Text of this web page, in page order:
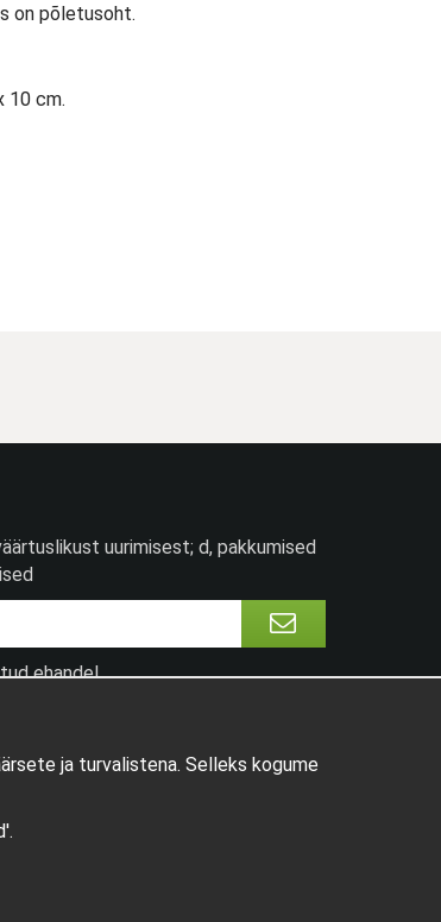
on põletusoht.
10 cm.
uurimisest; d, pakkumised
ehandel
ja turvalistena. Selleks kogume